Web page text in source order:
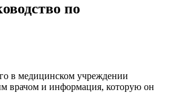
по
в медицинском учреждении
врачом и информация, которую он